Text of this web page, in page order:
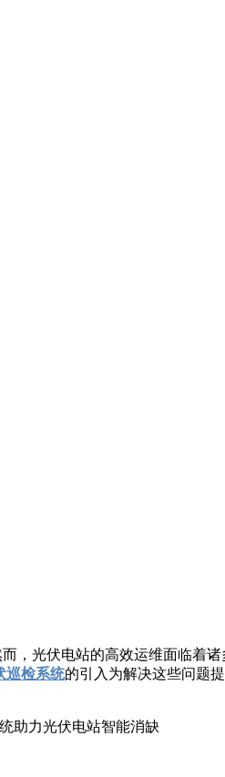
光伏电站的高效运维面临着
巡检系统的引入为解决这些问题